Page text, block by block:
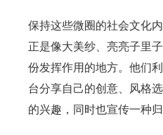
保持这些微圈的社会文化
正是像大美纱、亮亮子里
份发挥作用的地方。他们
台分享自己的创意、风格
的兴趣，同时也宣传一种归